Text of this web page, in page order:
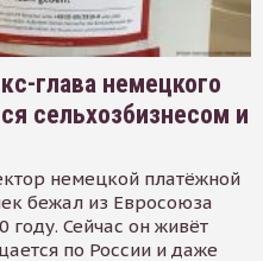
глава немецкого
сельхозбизнесом и
немецкой платёжной
бежал из Евросоюза
году. Сейчас он живёт
по России и даже